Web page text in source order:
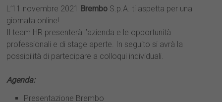
L’11 novembre 2021 Brembo S.p.A. ti aspetta per una
giornata online!
Il team HR presenterà l’azienda e le opportunità
professionali e di stage aperte. In seguito si avrà la
possibilità di partecipare a colloqui individuali.
Agenda:
Presentazione Brembo